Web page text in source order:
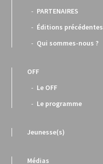
PARTENAIRES
Éditions précédentes
Qui sommes-nous ?
OFF
Le OFF
Le programme
Jeunesse(s)
Médias